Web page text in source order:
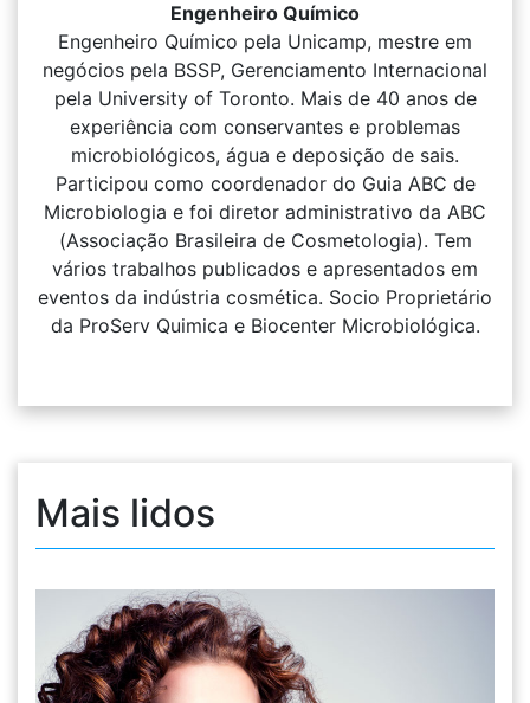
Engenheiro Químico
Engenheiro Químico pela Unicamp, mestre em
negócios pela BSSP, Gerenciamento Internacional
pela University of Toronto. Mais de 40 anos de
experiência com conservantes e problemas
microbiológicos, água e deposição de sais.
Participou como coordenador do Guia ABC de
Microbiologia e foi diretor administrativo da ABC
(Associação Brasileira de Cosmetologia). Tem
vários trabalhos publicados e apresentados em
eventos da indústria cosmética. Socio Proprietário
da ProServ Quimica e Biocenter Microbiológica.
Mais lidos